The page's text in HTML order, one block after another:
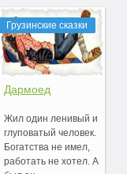
Грузинские сказки
Дармоед
Жил один ленивый и
глуповатый человек.
Богатства не имел,
работать не хотел. А